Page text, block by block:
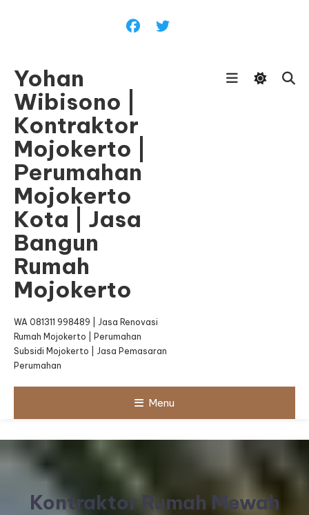
Yohan
Wibisono |
Kontraktor
Mojokerto |
Perumahan
Mojokerto
Kota | Jasa
Bangun
Rumah
Mojokerto
WA 081311 998489 | Jasa Renovasi
Rumah Mojokerto | Perumahan
Subsidi Mojokerto | Jasa Pemasaran
Perumahan
Menu
Kontraktor Rumah Mewah